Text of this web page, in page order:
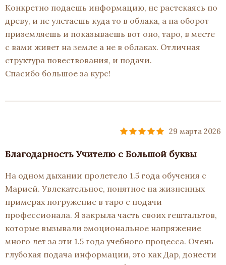
Конкретно подаешь информацию, не растекаясь по
древу, и не улетаешь куда то в облака, а на оборот
приземляешь и показываешь вот оно, таро, в месте
с вами живет на земле а не в облаках. Отличная
структура повествования, и подачи.
Спасибо большое за курс!
29 марта 2026
Благодарность Учителю с Большой буквы
На одном дыхании пролетело 1.5 года обучения с
Марией. Увлекательное, понятное на жизненных
примерах погружение в таро с подачи
профессионала. Я закрыла часть своих гештальтов,
которые вызывали эмоциональное напряжение
много лет за эти 1.5 года учебного процесса. Очень
глубокая подача информации, это как Дар, донести